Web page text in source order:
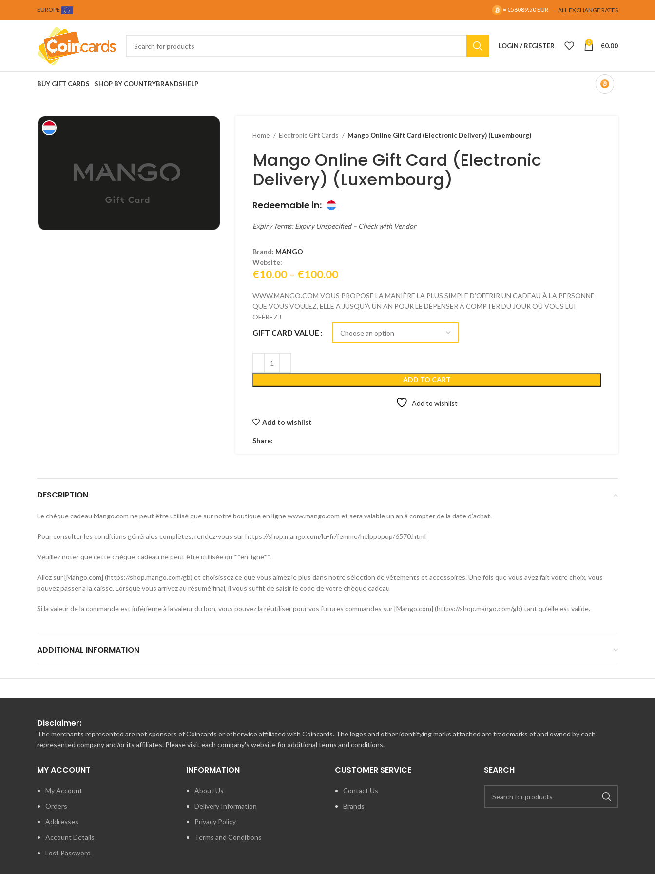
EUROPE = €56089.50 EUR ALL EXCHANGE RATES
LOGIN / REGISTER 0 €0.00
BUY GIFT CARDS SHOP BY COUNTRYBRANDSHELP
Home Electronic Gift Cards Mango Online Gift Card (Electronic Delivery) (Luxembourg)
Mango Online Gift Card (Electronic
Delivery) (Luxembourg)
Redeemable in:
Expiry Terms: Expiry Unspecified – Check with Vendor
Brand: MANGO
Website:
€10.00 – €100.00Price
€10.00
through
€100.00
WWW.MANGO.COM VOUS PROPOSE LA MANIÈRE LA PLUS SIMPLE D’OFFRIR UN CADEAU À LA PERSONNE
QUE VOUS VOULEZ, ELLE A JUSQU’À UN AN POUR LE DÉPENSER À COMPTER DU JOUR OÙ VOUS LUI
OFFREZ !
GIFT CARD VALUE
ADD TO CART
Add to wishlist
Add to wishlist
Share:
DESCRIPTION
Le chèque cadeau Mango.com ne peut être utilisé que sur notre boutique en ligne www.mango.com et sera valable un an à compter de la date d’achat.
Pour consulter les conditions générales complètes, rendez-vous sur https://shop.mango.com/lu-fr/femme/helppopup/6570.html
Veuillez noter que cette chèque-cadeau ne peut être utilisée qu’**en ligne**.
Allez sur [Mango.com] (https://shop.mango.com/gb) et choisissez ce que vous aimez le plus dans notre sélection de vêtements et accessoires. Une fois que vous avez fait votre choix, vous
pouvez passer à la caisse. Lorsque vous arrivez au résumé final, il vous suffit de saisir le code de votre chèque cadeau
Si la valeur de la commande est inférieure à la valeur du bon, vous pouvez la réutiliser pour vos futures commandes sur [Mango.com] (https://shop.mango.com/gb) tant qu’elle est valide.
ADDITIONAL INFORMATION
Disclaimer:
The merchants represented are not sponsors of Coincards or otherwise affiliated with Coincards. The logos and other identifying marks attached are trademarks of and owned by each
represented company and/or its affiliates. Please visit each company's website for additional terms and conditions.
MY ACCOUNT
My Account
Orders
Addresses
Account Details
Lost Password
INFORMATION
About Us
Delivery Information
Privacy Policy
Terms and Conditions
CUSTOMER SERVICE
Contact Us
Brands
SEARCH